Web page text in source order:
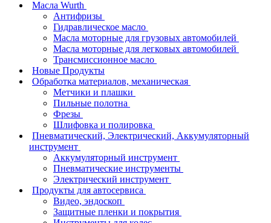
Масла Wurth
Антифризы
Гидравлическое масло
Масла моторные для грузовых автомобилей
Масла моторные для легковых автомобилей
Трансмиссионное масло
Новые Продукты
Обработка материалов, механическая
Метчики и плашки
Пильные полотна
Фрезы
Шлифовка и полировка
Пневматический, Электрический, Аккумуляторный
инструмент
Аккумуляторный инструмент
Пневматические инструменты
Электрический инструмент
Продукты для автосервиса
Видео, эндоскоп
Защитные пленки и покрытия